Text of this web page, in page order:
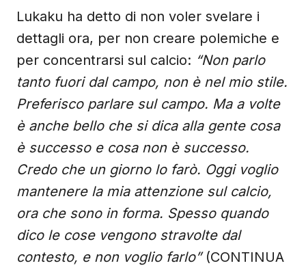
Lukaku ha detto di non voler svelare i
dettagli ora, per non creare polemiche e
per concentrarsi sul calcio: “Non parlo
tanto fuori dal campo, non è nel mio stile.
Preferisco parlare sul campo. Ma a volte
è anche bello che si dica alla gente cosa
è successo e cosa non è successo.
Credo che un giorno lo farò. Oggi voglio
mantenere la mia attenzione sul calcio,
ora che sono in forma. Spesso quando
dico le cose vengono stravolte dal
contesto, e non voglio farlo” (CONTINUA